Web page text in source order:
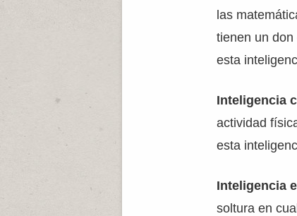
las
tienen un
esta
Inteligencia
actividad
esta
Inteligencia
soltura en